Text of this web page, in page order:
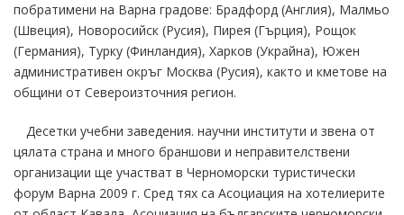
побратимени на Варна градове: Брадфорд (Англия), Малмьо
(Швеция), Новоросийск (Русия), Пирея (Гърция), Рощок
(Германия), Турку (Финландия), Харков (Украйна), Южен
административен окръг Москва (Русия), както и кметове на
общини от Североизточния регион.
Десетки учебни заведения. научни институти и звена от
цялата страна и много браншови и неправителствени
организации ще участват в Черноморски туристически
форум Варна 2009 г. Сред тях са Асоциация на хотелиерите